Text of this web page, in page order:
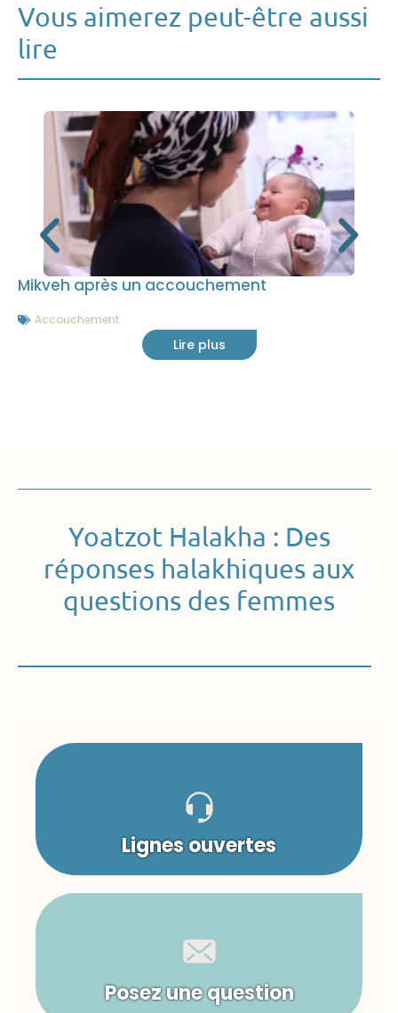
Vous aimerez peut-être aussi
lire
Mikveh après un accouchement
Accouchement
Lire plus
Yoatzot Halakha : Des
réponses halakhiques aux
questions des femmes
Lignes ouvertes
Posez une question